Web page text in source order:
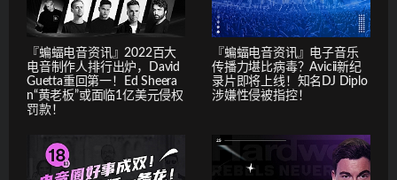
『蝙蝠电音资讯』2022百大
电音制作人排行出炉，David
Guetta重回第一！Ed Sheera
n“黄老板”或面临1亿美元侵权
罚款！
『蝙蝠电音资讯』电子音乐
传播力堪比病毒？Avicii新纪
录片即将上线！知名DJ Diplo
涉嫌性侵被指控！